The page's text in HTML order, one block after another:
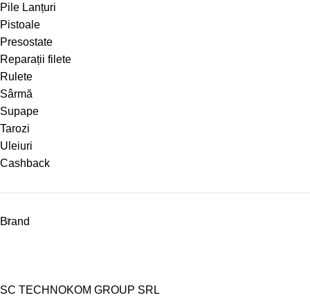
Pile Lanțuri
Pistoale
Presostate
Reparații filete
Rulete
Sârmă
Supape
Tarozi
Uleiuri
Cashback
Brand
SC TECHNOKOM GROUP SRL